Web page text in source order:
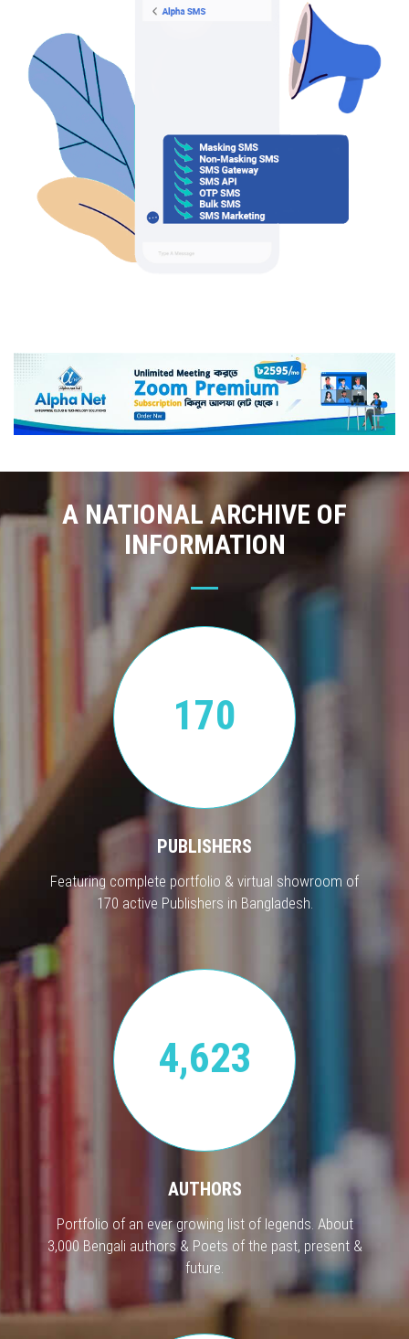
A NATIONAL ARCHIVE OF
INFORMATION
170
PUBLISHERS
Featuring complete portfolio & virtual showroom of
170 active Publishers in Bangladesh.
4,623
AUTHORS
Portfolio of an ever growing list of legends. About
3,000 Bengali authors & Poets of the past, present &
future.